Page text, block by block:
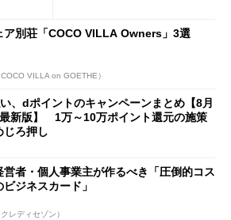
ア別荘「COCO VILLA Owners」3選
VILLA on GOETHE）
、dポイントのキャンペーンまとめ【8月
新版】 1万～10万ポイント還元の施策
じろ押し
営者・個人事業主が作るべき「圧倒的コス
ビジネスカード」
レディセゾン）